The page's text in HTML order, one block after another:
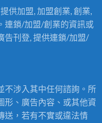
供加盟, 加盟創業, 創業,
連鎖/加盟/創業的資訊或
告刊登, 提供連鎖/加盟/
不涉入其中任何諮詢。所
形、廣告內容、或其他資
送，若有不實或違法情